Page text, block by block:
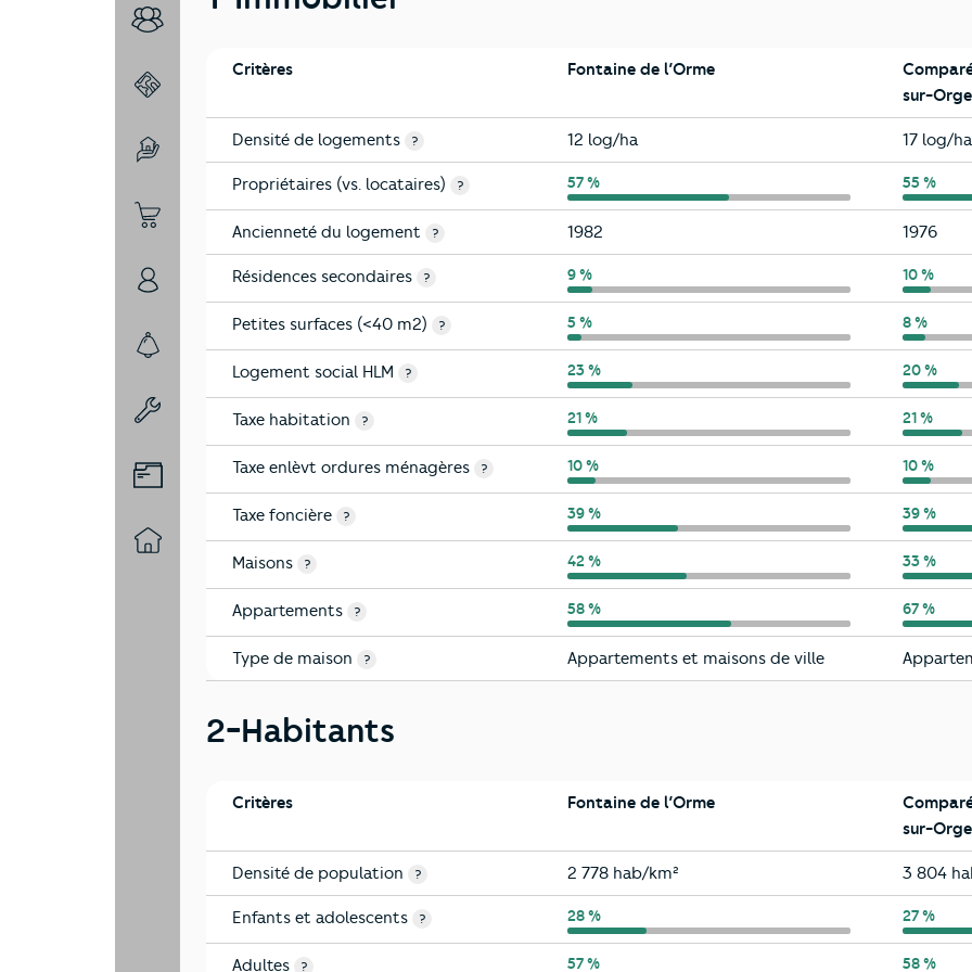
2-Habitants
3-Environnement
4-Education
5-Commerces
6-Politique
7-Sécurité
8-Chauffage
9-Diagnostic risques
10-Logement
Critères Fontaine de l’Orme
sur-Orge
Densité de logements ? Fontaine de l’Orme
12 log/ha Saint-
17 log/ha
Propriétaires (vs. locataires) ? Fontaine de l’Orme
57 % Saint-
55 %
Ancienneté du logement ? Fontaine de l’Orme
1982 Saint-
1976
Résidences secondaires ? Fontaine de l’Orme
9 % Saint-
10 %
Petites surfaces (<40 m2) ? Fontaine de l’Orme
5 % Saint-
8 %
Logement social HLM ? Fontaine de l’Orme
23 % Saint-
20 %
Taxe habitation ? Fontaine de l’Orme
21 % Saint-
21 %
Taxe enlèvt ordures ménagères ? Fontaine de l’Orme
10 % Saint-
10 %
Taxe foncière ? Fontaine de l’Orme
39 % Saint-
39 %
Maisons ? Fontaine de l’Orme
42 % Saint-
33 %
Appartements ? Fontaine de l’Orme
58 % Saint-
67 %
Type de maison ? Fontaine de l’Orme
Appartements et maisons de ville Saint-
2-Habitants
Critères Fontaine de l’Orme
sur-Orge
Densité de population ? Fontaine de l’Orme
2 778 hab/km² Saint-
3 804
Enfants et adolescents ? Fontaine de l’Orme
28 % Saint-
27 %
Adultes ? Fontaine de l’Orme
57 % Saint-
58 %